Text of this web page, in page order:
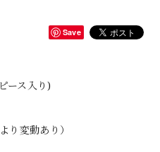
Save
ース入り)
り変動あり）